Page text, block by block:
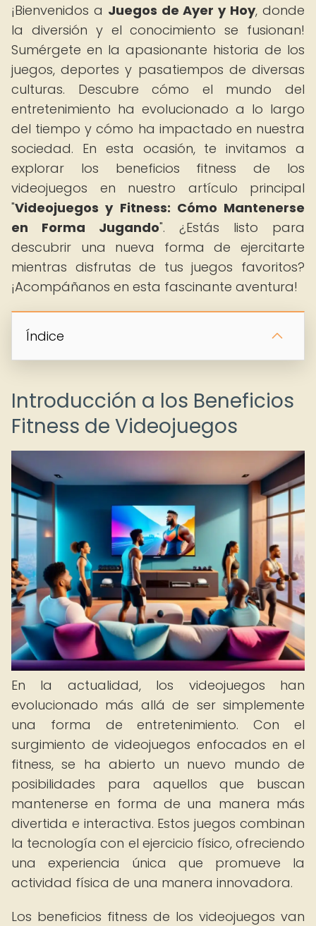
¡Bienvenidos a Juegos de Ayer y Hoy, donde
la diversión y el conocimiento se fusionan!
Sumérgete en la apasionante historia de los
juegos, deportes y pasatiempos de diversas
culturas. Descubre cómo el mundo del
entretenimiento ha evolucionado a lo largo
del tiempo y cómo ha impactado en nuestra
sociedad. En esta ocasión, te invitamos a
explorar los beneficios fitness de los
videojuegos en nuestro artículo principal
"Videojuegos y Fitness: Cómo Mantenerse
en Forma Jugando". ¿Estás listo para
descubrir una nueva forma de ejercitarte
mientras disfrutas de tus juegos favoritos?
¡Acompáñanos en esta fascinante aventura!
Índice
Introducción a los Beneficios
Fitness de Videojuegos
En la actualidad, los videojuegos han
evolucionado más allá de ser simplemente
una forma de entretenimiento. Con el
surgimiento de videojuegos enfocados en el
fitness, se ha abierto un nuevo mundo de
posibilidades para aquellos que buscan
mantenerse en forma de una manera más
divertida e interactiva. Estos juegos combinan
la tecnología con el ejercicio físico, ofreciendo
una experiencia única que promueve la
actividad física de una manera innovadora.
Los beneficios fitness de los videojuegos van